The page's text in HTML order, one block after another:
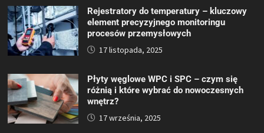
Rejestratory do temperatury – kluczowy
element precyzyjnego monitoringu
procesów przemysłowych
17 listopada, 2025
Płyty węglowe WPC i SPC – czym się
różnią i które wybrać do nowoczesnych
wnętrz?
17 września, 2025